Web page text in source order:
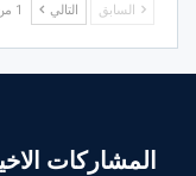
السابق التالي 1 من 65
المشاركات